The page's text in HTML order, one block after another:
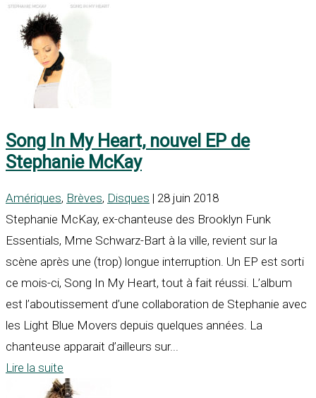
Song In My Heart, nouvel EP de
Stephanie McKay
Amériques, Brèves, Disques | 28 juin 2018
Stephanie McKay, ex-chanteuse des Brooklyn Funk
Essentials, Mme Schwarz-Bart à la ville, revient sur la
scène après une (trop) longue interruption. Un EP est sorti
ce mois-ci, Song In My Heart, tout à fait réussi. L’album
est l’aboutissement d’une collaboration de Stephanie avec
les Light Blue Movers depuis quelques années. La
chanteuse apparait d’ailleurs sur...
Lire la suite